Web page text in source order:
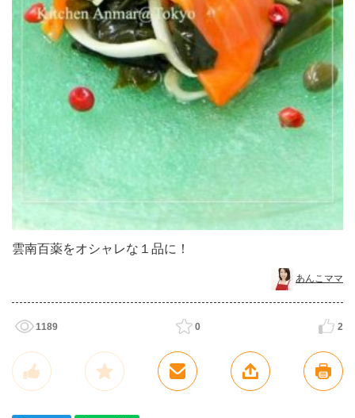
雲南百薬をオシャレな１品に！
あんこママ
1189 0 2